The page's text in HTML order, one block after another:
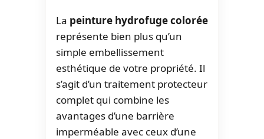
La peinture hydrofuge colorée
représente bien plus qu’un
simple embellissement
esthétique de votre propriété. Il
s’agit d’un traitement protecteur
complet qui combine les
avantages d’une barrière
imperméable avec ceux d’une